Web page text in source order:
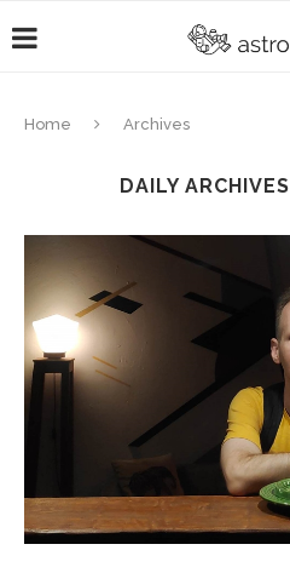
Home Archives
DAILY ARCHIVES